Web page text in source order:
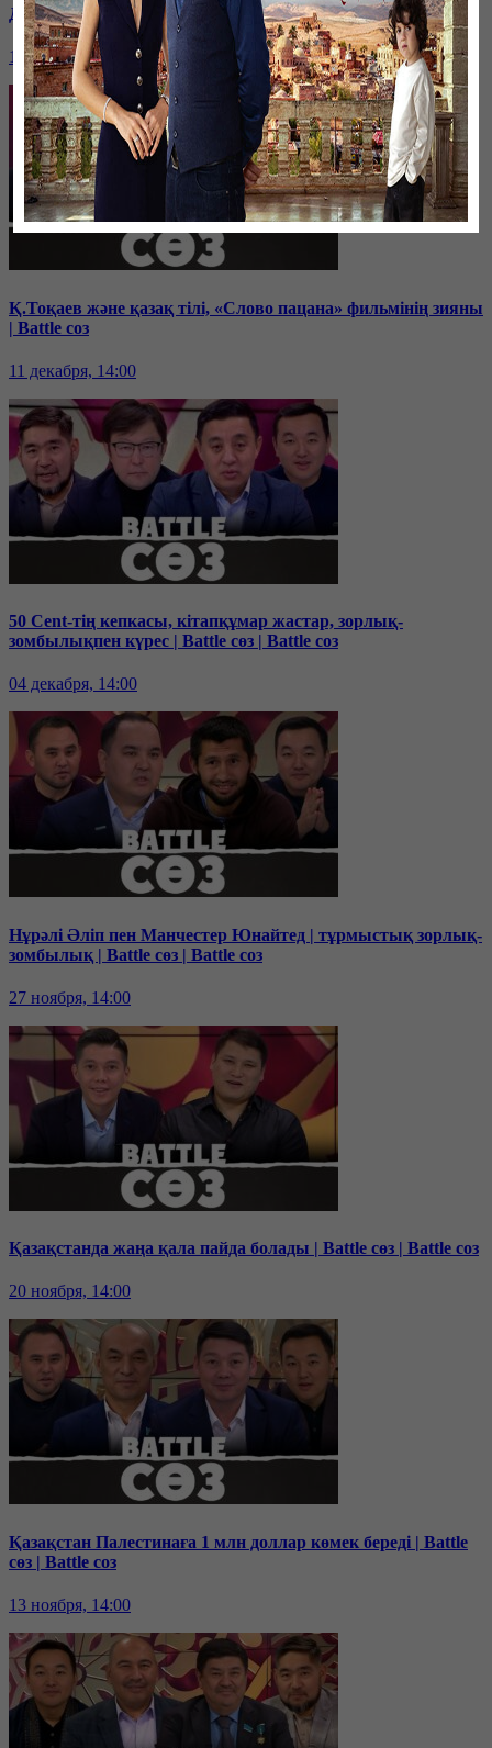
Дихан Қамзабекұлы: тәуелсіздік vs егемендік | Battle соз
19 декабря, 14:00
Қ.Тоқаев және қазақ тілі, «Слово пацана» фильмінің зияны
| Battle соз
11 декабря, 14:00
50 Cent-тің кепкасы, кітапқұмар жастар, зорлық-
зомбылықпен күрес | Battle сөз | Battle соз
04 декабря, 14:00
Нұрәлі Әліп пен Манчестер Юнайтед | тұрмыстық зорлық-
зомбылық | Battle сөз | Battle соз
27 ноября, 14:00
Қазақстанда жаңа қала пайда болады | Battle сөз | Battle соз
20 ноября, 14:00
Қазақстан Палестинаға 1 млн доллар көмек береді | Battle
сөз | Battle соз
13 ноября, 14:00